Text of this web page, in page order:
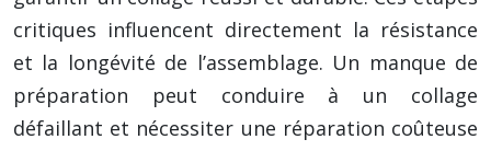
critiques influencent directement la résistance
et la longévité de l’assemblage. Un manque de
préparation peut conduire à un collage
défaillant et nécessiter une réparation coûteuse